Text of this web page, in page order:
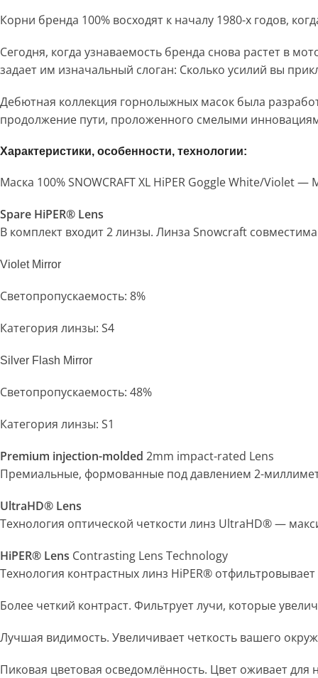
Корни бренда 100% восходят к началу 1980-х годов,
Сегодня, когда узнаваемость бренда снова растет в
задает им изначальный слоган: Сколько усилий вы
Дебютная коллекция горнолыжных масок была
продолжение пути, проложенного смелыми
Характеристики, особенности, технологии:
Маска 100% SNOWCRAFT XL HiPER Goggle White/Violet
Spare HiPER® Lens
В комплект входит 2 линзы. Линза Snowcraft
Violet Mirror
Светопропускаемость: 8%
Категория линзы: S4
Silver Flash Mirror
Светопропускаемость: 48%
Категория линзы: S1
Premium injection-molded 2mm impact-rated Lens
Премиальные, формованные под давлением 2-
UltraHD® Lens
Технология оптической четкости линз UltraHD® —
HiPER® Lens Contrasting Lens Technology
Технология контрастных линз HiPER®
Более четкий контраст. Фильтрует лучи, которые
Лучшая видимость. Увеличивает четкость вашего
Пиковая цветовая осведомлённость. Цвет оживает для